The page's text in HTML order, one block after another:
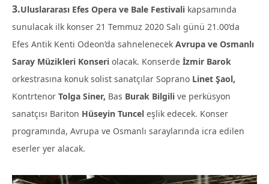
3.Uluslararası Efes Opera ve Bale Festivali kapsamında
sunulacak ilk konser 21 Temmuz 2020 Salı günü 21.00’da
Efes Antik Kenti Odeon’da sahnelenecek Avrupa ve Osmanlı
Saray Müzikleri Konseri olacak. Konserde İzmir Barok
orkestrasına konuk solist sanatçılar Soprano Linet Şaol,
Kontrtenor Tolga Siner, Bas Burak Bilgili ve perküsyon
sanatçısı Bariton Hüseyin Tuncel eşlik edecek. Konser
programında, Avrupa ve Osmanlı saraylarında icra edilen
eserler yer alacak.